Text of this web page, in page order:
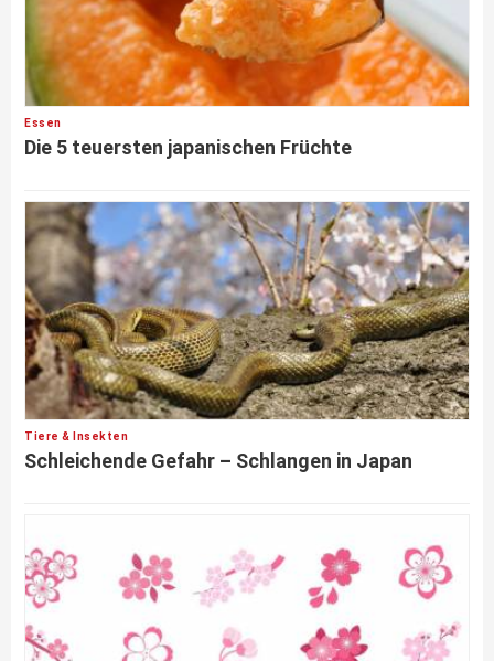
Essen
Die 5 teuersten japanischen Früchte
Tiere & Insekten
Schleichende Gefahr – Schlangen in Japan